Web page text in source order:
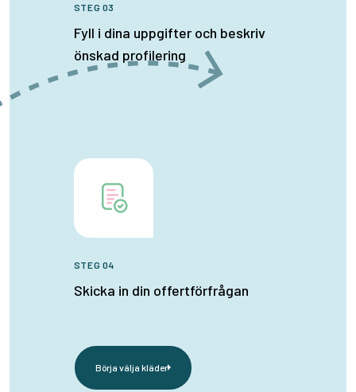
STEG 03
Fyll i dina uppgifter och beskriv
önskad profilering
STEG 04
Skicka in din offertförfrågan
Börja välja kläder